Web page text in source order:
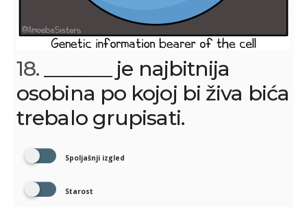
18. _______ je najbitnija
osobina po kojoj bi živa bića
trebalo grupisati.
Spoljašnji izgled
Starost